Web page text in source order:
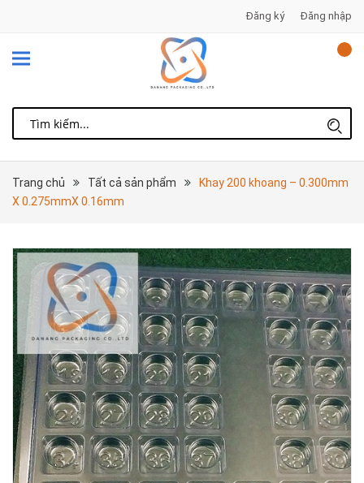
Đăng ký Đăng nhập
Trang chủ Tất cả sản phẩm
Khay 200 khoang – 0.300mm
X 0.275mmX 0.16mm